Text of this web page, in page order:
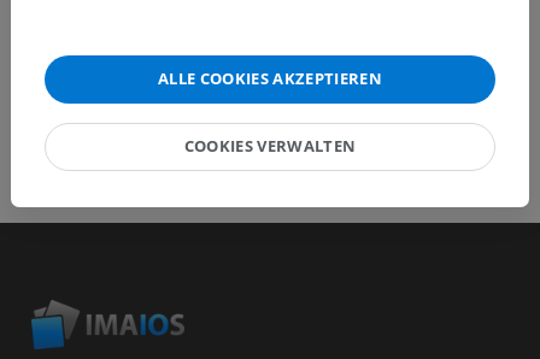
ALLE COOKIES AKZEPTIEREN
COOKIES VERWALTEN